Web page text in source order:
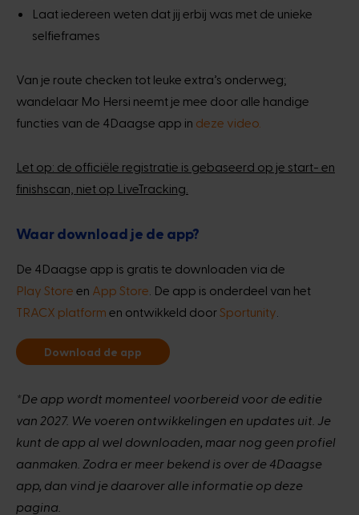
Laat iedereen weten dat jij erbij was met de unieke
selfieframes
Van je route checken tot leuke extra’s onderweg;
wandelaar Mo Hersi neemt je mee door alle handige
functies van de 4Daagse app in deze video.
Let op: de officiële registratie is gebaseerd op je start- en
finishscan, niet op LiveTracking.
Waar download je de app?
De 4Daagse app is gratis te downloaden via de
Play Store en App Store . De app is onderdeel van het
TRACX platform en ontwikkeld doorSportunity
Download de app
*De app wordt momenteel voorbereid voor de editie
van 2027. We voeren ontwikkelingen en updates uit. Je
kunt de app al wel downloaden, maar nog geen profiel
aanmaken. Zodra er meer bekend is over de 4Daagse
app, dan vind je daarover alle informatie op deze
pagina.